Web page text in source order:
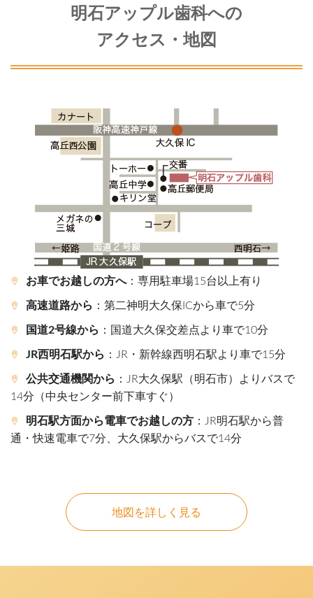
明石アップル歯科への
アクセス・地図
お車でお越しの方へ：専用駐車場15台以上有り
高速道路から ：第二神明大久保ICから車で5分
国道2号線から ：国道大久保交差点より車で10分
JR西明石駅から ：JR・新幹線西明石駅より車で15分
公共交通機関から ：JR大久保駅（明石市）よりバスで
14分（中央センター前下車すぐ）
明石駅方面から電車でお越しの方 ：JR明石駅から普
通・快速電車で7分、大久保駅からバスで14分
地図を詳しく見る